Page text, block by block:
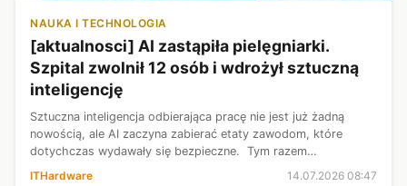
NAUKA I TECHNOLOGIA
[aktualnosci] AI zastąpiła pielęgniarki.
Szpital zwolnił 12 osób i wdrożył sztuczną
inteligencję
Sztuczna inteligencja odbierająca pracę nie jest już żadną
nowością, ale AI zaczyna zabierać etaty zawodom, które
dotychczas wydawały się bezpieczne. Tym razem
kontrowersje wybuchły w nowojorskim szpitalu Montefiore
ITHardware 14.07.2026 08:47